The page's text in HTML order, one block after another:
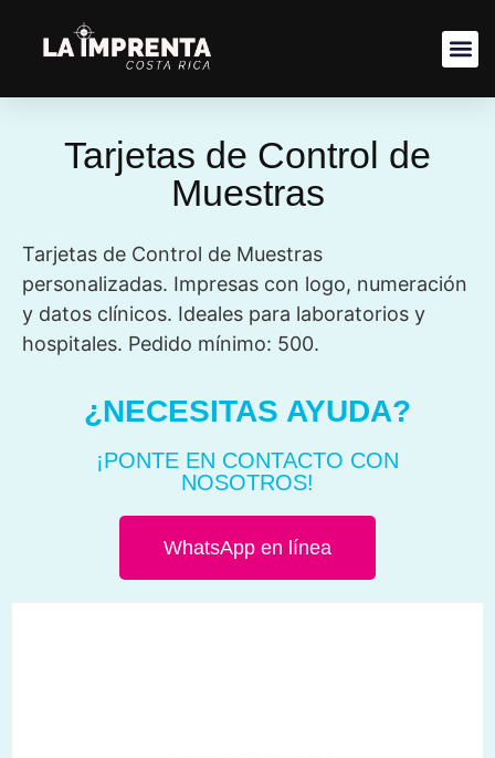
Tarjetas de Control de
Muestras
Tarjetas de Control de Muestras
personalizadas. Impresas con logo, numeración
y datos clínicos. Ideales para laboratorios y
hospitales. Pedido mínimo: 500.
¿NECESITAS AYUDA?
¡PONTE EN CONTACTO CON
NOSOTROS!
WhatsApp en línea